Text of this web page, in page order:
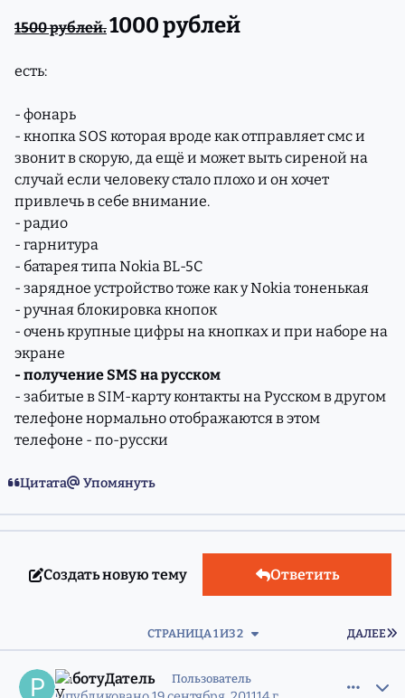
1500 рублей.1000 рублей
есть:
- фонарь
- кнопка SOS которая вроде как отправляет смс и
звонит в скорую, да ещё и может выть сиреной на
случай если человеку стало плохо и он хочет
привлечь в себе внимание.
- радио
- гарнитура
- батарея типа Nokia BL-5C
- зарядное устройство тоже как у Nokia тоненькая
- ручная блокировка кнопок
- очень крупные цифры на кнопках и при наборе на
экране
- получение SMS на русском
- забитые в SIM-карту контакты на Русском в другом
телефоне нормально отображаются в этом
телефоне - по-русски
Цитата Упомянуть
Создать новую тему Ответить
ДАЛЕЕ
СТРАНИЦА 1 ИЗ 2
РаботуДатель Пользователь